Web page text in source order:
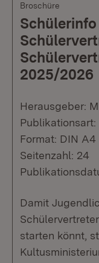
Broschüre
2025/2026
Herausgeber:
Publikationsart:
Format: DIN A4
Seitenzahl: 24
Damit
starten könnt,